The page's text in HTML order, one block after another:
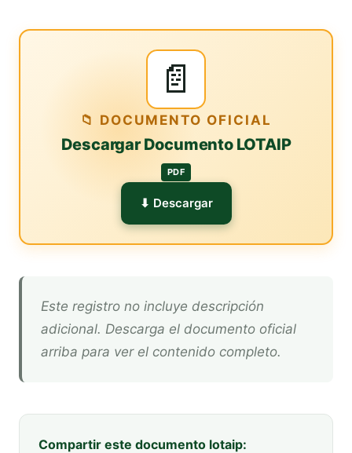
📄
📁 DOCUMENTO OFICIAL
Descargar Documento LOTAIP
PDF
⬇ Descargar
Este registro no incluye descripción
adicional. Descarga el documento oficial
arriba para ver el contenido completo.
Compartir este documento lotaip: